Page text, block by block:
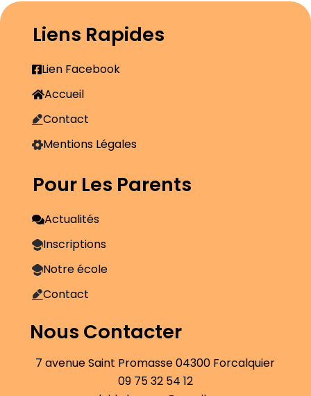
Liens Rapides
Lien Facebook
Accueil
Contact
Mentions Légales
Pour Les Parents
Actualités
Inscriptions
Notre école
Contact
Nous Contacter
7 avenue Saint Promasse 04300 Forcalquier
09 75 32 54 12